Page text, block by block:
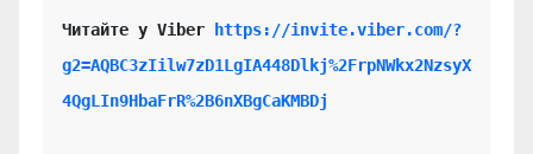
Читайте у Viber
https://invite.viber.com/?
g2=AQBC3zIilw7zD1LgIA448Dlkj%2FrpNWkx2NzsyX
4QgLIn9HbaFrR%2B6nXBgCaKMBDj